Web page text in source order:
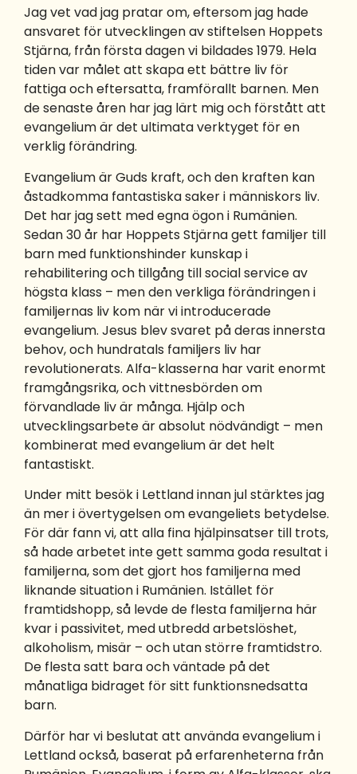
Jag vet vad jag pratar om, eftersom jag hade
ansvaret för utvecklingen av stiftelsen Hoppets
Stjärna, från första dagen vi bildades 1979. Hela
tiden var målet att skapa ett bättre liv för
fattiga och eftersatta, framförallt barnen. Men
de senaste åren har jag lärt mig och förstått att
evangelium är det ultimata verktyget för en
verklig förändring.
Evangelium är Guds kraft, och den kraften kan
åstadkomma fantastiska saker i människors liv.
Det har jag sett med egna ögon i Rumänien.
Sedan 30 år har Hoppets Stjärna gett familjer till
barn med funktionshinder kunskap i
rehabilitering och tillgång till social service av
högsta klass – men den verkliga förändringen i
familjernas liv kom när vi introducerade
evangelium. Jesus blev svaret på deras innersta
behov, och hundratals familjers liv har
revolutionerats. Alfa-klasserna har varit enormt
framgångsrika, och vittnesbörden om
förvandlade liv är många. Hjälp och
utvecklingsarbete är absolut nödvändigt – men
kombinerat med evangelium är det helt
fantastiskt.
Under mitt besök i Lettland innan jul stärktes jag
än mer i övertygelsen om evangeliets betydelse.
För där fann vi, att alla fina hjälpinsatser till trots,
så hade arbetet inte gett samma goda resultat i
familjerna, som det gjort hos familjerna med
liknande situation i Rumänien. Istället för
framtidshopp, så levde de flesta familjerna här
kvar i passivitet, med utbredd arbetslöshet,
alkoholism, misär – och utan större framtidstro.
De flesta satt bara och väntade på det
månatliga bidraget för sitt funktionsnedsatta
barn.
Därför har vi beslutat att använda evangelium i
Lettland också, baserat på erfarenheterna från